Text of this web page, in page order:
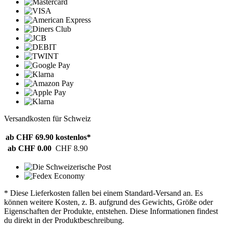
Versandkosten für Schweiz
ab CHF 69.90 kostenlos*
ab CHF 0.00 CHF 8.90
* Diese Lieferkosten fallen bei einem Standard-Versand an. Es
können weitere Kosten, z. B. aufgrund des Gewichts, Größe oder
Eigenschaften der Produkte, entstehen. Diese Informationen findest
du direkt in der Produktbeschreibung.